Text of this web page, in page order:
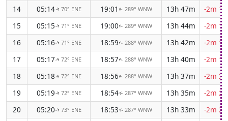
14
05:14↑ 70° ENE 19:01 ↑ 289° WNW 13h 47m
-2m
15
05:15↑ 71° ENE 19:00↑ 289° WNW 13h 44m
-2m
16
05:16↑ 71° ENE 18:59↑ 288° WNW 13h 42m
-2m
17
05:17↑ 72° ENE 18:57↑ 288° WNW 13h 40m
-2m
18
05:18↑ 72° ENE 18:56↑ 288° WNW 13h 37m
-2m
19
05:19↑ 72° ENE 18:54↑ 287° WNW 13h 35m
-2m
20
05:20↑ 73° ENE 18:53↑ 287° WNW 13h 33m
-2m